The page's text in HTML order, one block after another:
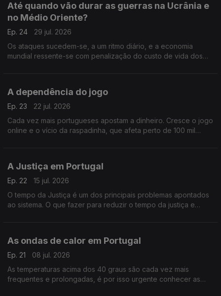
Até quando vão durar as guerras na Ucrânia e
no Médio Oriente?
Ep. 24
29 jul. 2026
Os ataques sucedem-se, a um ritmo diário, e a economia
mundial ressente-se com penalização do custo de vida dos
A dependência do jogo
Ep. 23
22 jul. 2026
Cada vez mais portugueses apostam a dinheiro. Cresce o jogo
online e o vício da raspadinha, que afeta perto de 100 mil
A Justiça em Portugal
Ep. 22
15 jul. 2026
O tempo da Justiça é um dos principais problemas apontados
ao sistema. O que fazer para reduzir o tempo da justiça e
As ondas de calor em Portugal
Ep. 21
08 jul. 2026
As temperaturas acima dos 40 graus são cada vez mais
frequentes e prolongadas, é por isso urgente conhecer as